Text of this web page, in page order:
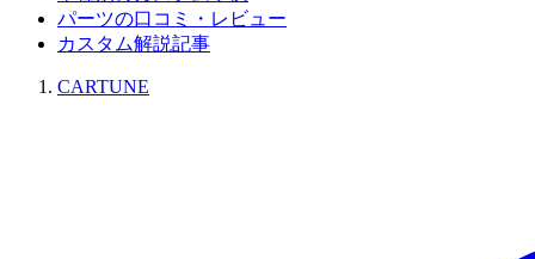
パーツの口コミ・レビュー
カスタム解説記事
CARTUNE